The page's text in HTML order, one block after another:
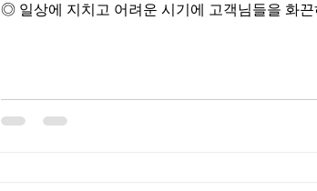
◎ 일상에 지치고 어려운 시기에 고객님들을 화끈하게 위로